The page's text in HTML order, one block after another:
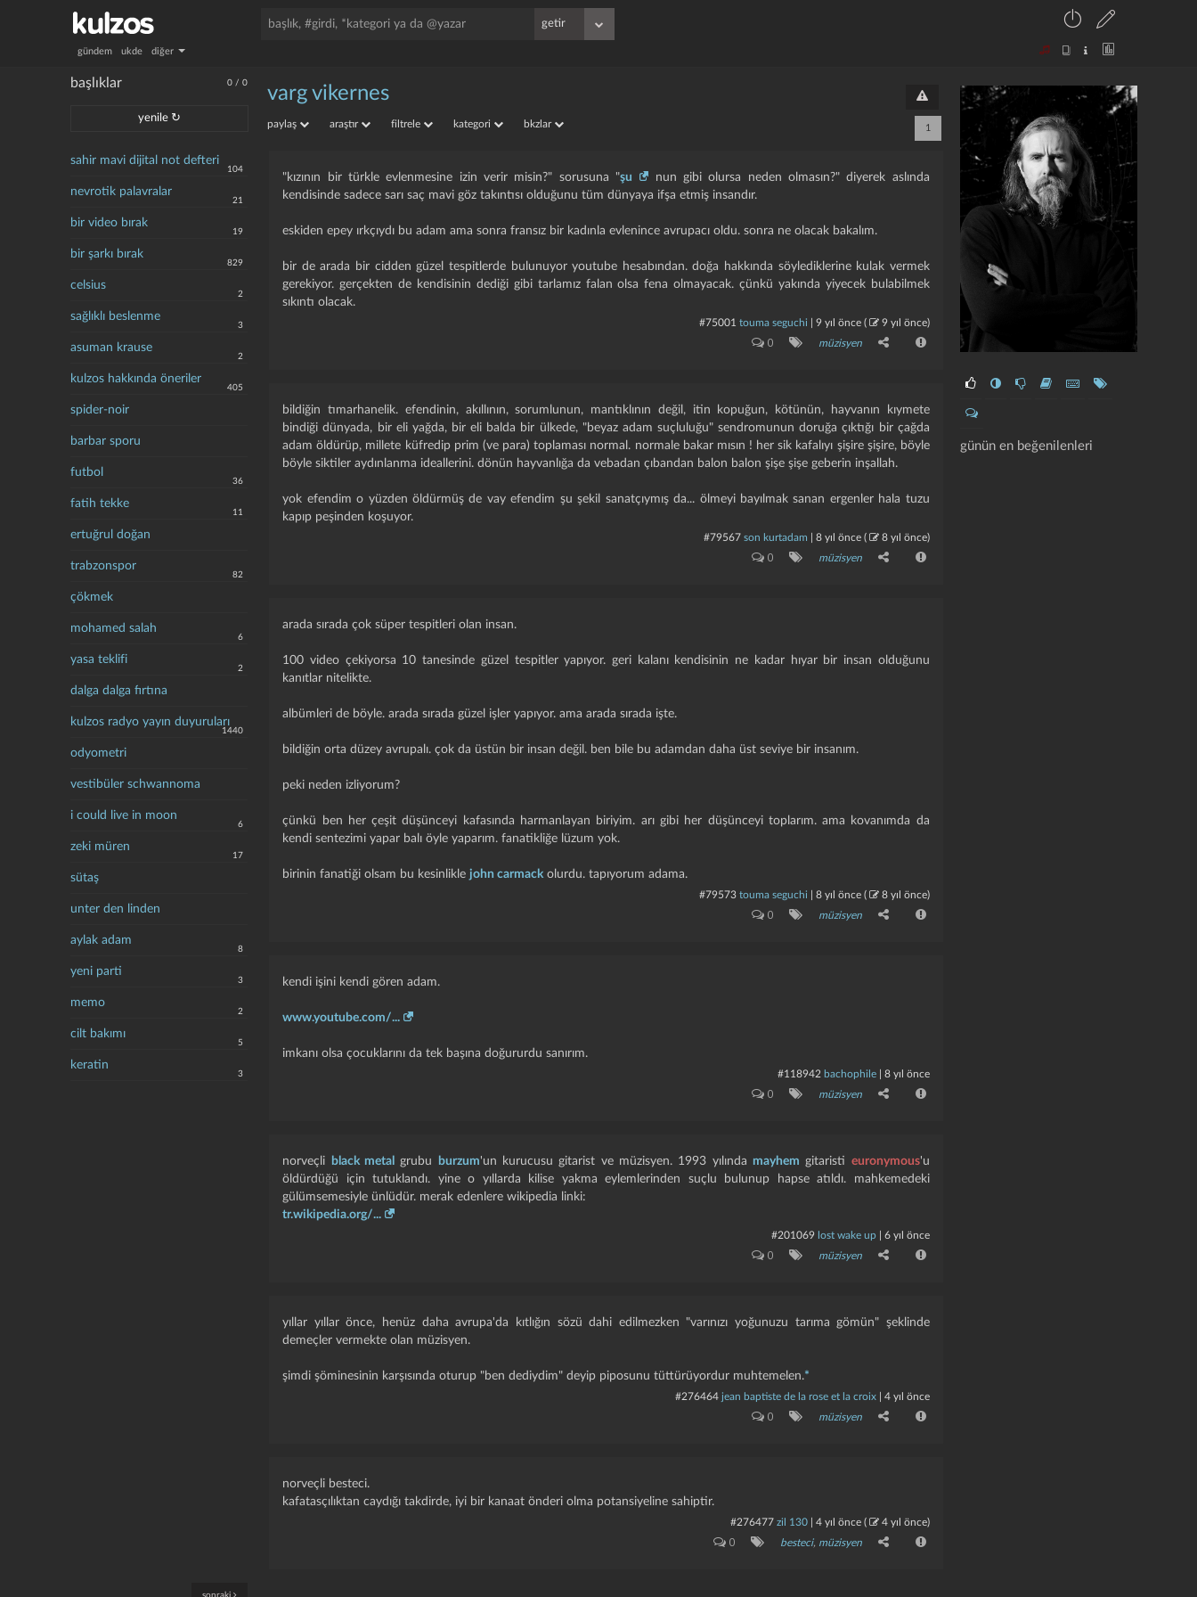
gündem ukde diğer
0 /0
başlıklar
yenile ↻
sahir mavi dijital not defteri
104
nevrotik palavralar
21
bir video bırak
19
bir şarkı bırak
829
celsius
2
sağlıklı beslenme
3
asuman krause
2
kulzos hakkında öneriler
405
spider-noir
barbar sporu
futbol
36
fatih tekke
11
ertuğrul doğan
trabzonspor
82
çökmek
mohamed salah
6
yasa teklifi
2
dalga dalga fırtına
kulzos radyo yayın duyuruları
1440
odyometri
vestibüler schwannoma
i could live in moon
6
zeki müren
17
sütaş
unter den linden
aylak adam
8
yeni parti
3
memo
2
cilt bakımı
5
keratin
3
sonraki
günün en beğenilenleri
varg vikernes
paylaş araştır filtrele kategori bkzlar 1
"kızının bir türkle evlenmesine izin verir misin?" sorusuna "şu
nun gibi olursa neden olmasın?" diyerek aslında
kendisinde sadece sarı saç mavi göz takıntısı olduğunu tüm dünyaya ifşa etmiş insandır.
eskiden epey ırkçıydı bu adam ama sonra fransız bir kadınla evlenince avrupacı oldu. sonra ne olacak bakalım.
bir de arada bir cidden güzel tespitlerde bulunuyor youtube hesabından. doğa hakkında söylediklerine kulak vermek
gerekiyor. gerçekten de kendisinin dediği gibi tarlamız falan olsa fena olmayacak. çünkü yakında yiyecek bulabilmek
sıkıntı olacak.
#75001 touma seguchi 9 yıl önce ( 9 yıl önce)
0 müzisyen
bildiğin tımarhanelik. efendinin, akıllının, sorumlunun, mantıklının değil, itin kopuğun, kötünün, hayvanın kıymete
bindiği dünyada, bir eli yağda, bir eli balda bir ülkede, "beyaz adam suçluluğu" sendromunun doruğa çıktığı bir çağda
adam öldürüp, millete küfredip prim (ve para) toplaması normal. normale bakar mısın ! her sik kafalıyı şişire şişire, böyle
böyle siktiler aydınlanma ideallerini. dönün hayvanlığa da vebadan çıbandan balon balon şişe şişe geberin inşallah.
yok efendim o yüzden öldürmüş de vay efendim şu şekil sanatçıymış da... ölmeyi bayılmak sanan ergenler hala tuzu
kapıp peşinden koşuyor.
#79567 son kurtadam 8 yıl önce ( 8 yıl önce)
0 müzisyen
arada sırada çok süper tespitleri olan insan.
100 video çekiyorsa 10 tanesinde güzel tespitler yapıyor. geri kalanı kendisinin ne kadar hıyar bir insan olduğunu
kanıtlar nitelikte.
albümleri de böyle. arada sırada güzel işler yapıyor. ama arada sırada işte.
bildiğin orta düzey avrupalı. çok da üstün bir insan değil. ben bile bu adamdan daha üst seviye bir insanım.
peki neden izliyorum?
çünkü ben her çeşit düşünceyi kafasında harmanlayan biriyim. arı gibi her düşünceyi toplarım. ama kovanımda da
kendi sentezimi yapar balı öyle yaparım. fanatikliğe lüzum yok.
birinin fanatiği olsam bu kesinlikle john carmackolurdu. tapıyorum adama.
#79573 touma seguchi 8 yıl önce ( 8 yıl önce)
0 müzisyen
kendi işini kendi gören adam.
www.youtube.com/...
imkanı olsa çocuklarını da tek başına doğururdu sanırım.
#118942 bachophile| 8 yıl önce
0 müzisyen
norveçli black metal grubu burzum'un kurucusu gitarist ve müzisyen. 1993 yılında mayhem gitaristi euronymous'u
öldürdüğü için tutuklandı. yine o yıllarda kilise yakma eylemlerinden suçlu bulunup hapse atıldı. mahkemedeki
gülümsemesiyle ünlüdür. merak edenlere wikipedia linki:
tr.wikipedia.org/...
#201069 lost wake up| 6 yıl önce
0 müzisyen
yıllar yıllar önce, henüz daha avrupa'da kıtlığın sözü dahi edilmezken "varınızı yoğunuzu tarıma gömün" şeklinde
demeçler vermekte olan müzisyen.
şimdi şöminesinin karşısında oturup "ben dediydim" deyip piposunu tüttürüyordur muhtemelen.*
#276464 jean baptiste de la rose et la croix| 4 yıl önce
0 müzisyen
norveçli besteci.
kafatasçılıktan caydığı takdirde, iyi bir kanaat önderi olma potansiyeline sahiptir.
#276477 zil 130| 4 yıl önce ( 4 yıl önce)
0 besteci, müzisyen